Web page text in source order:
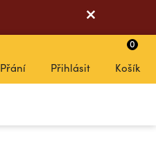
Přání Přihlásit Košík
0